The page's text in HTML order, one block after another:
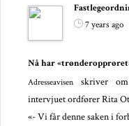
7 years ago
Nå har
Adresseavisen skriver
intervjuet ordfører Rita
«- Vi får denne saken i